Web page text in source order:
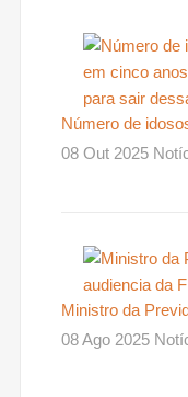
Número de
08 Out 2025
Ministro da
08 Ago 2025